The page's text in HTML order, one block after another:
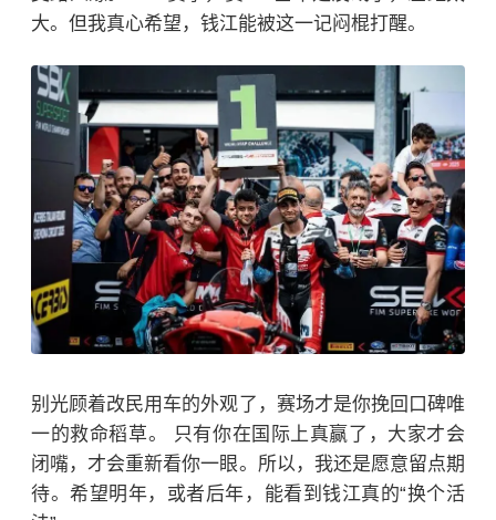
大。但我真心希望，钱江能被这一记闷棍打醒。
别光顾着改民用车的外观了，赛场才是你挽回口碑唯
一的救命稻草。 只有你在国际上真赢了，大家才会
闭嘴，才会重新看你一眼。 所以，我还是愿意留点期
待。希望明年，或者后年，能看到钱江真的“换个活